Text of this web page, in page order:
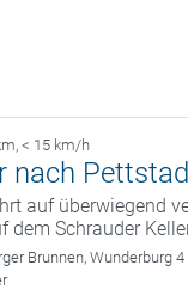
, < 15 km/h
nach
auf überwiegend
dem Schrauder
Brunnen, Wunderburg